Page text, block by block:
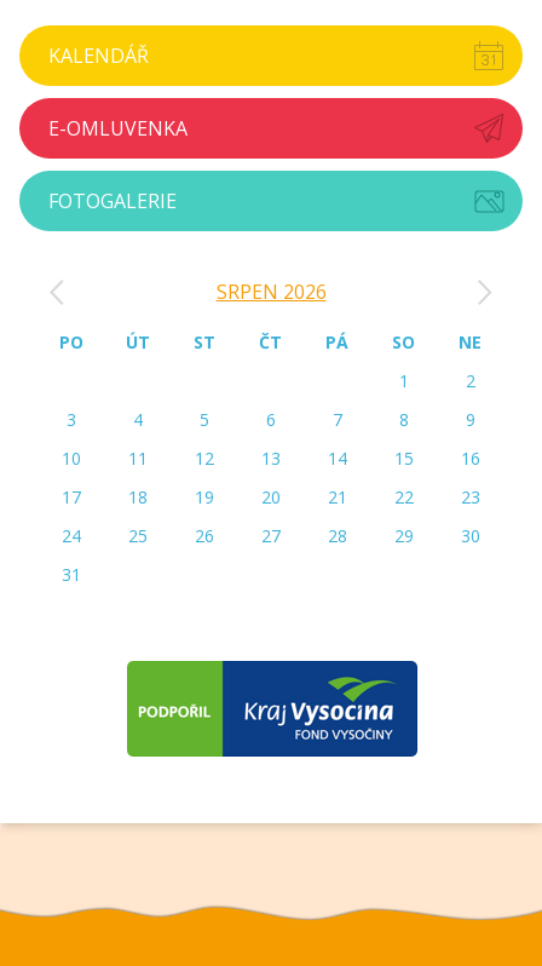
KALENDÁŘ
E-OMLUVENKA
FOTOGALERIE
SRPEN 2026
PO ÚT ST ČT PÁ SO
NE
1
2
3
4 5 6 7 8
9
10
11 12 13 14 15
16
17
18 19 20 21 22
23
24
25 26 27 28 29
30
31